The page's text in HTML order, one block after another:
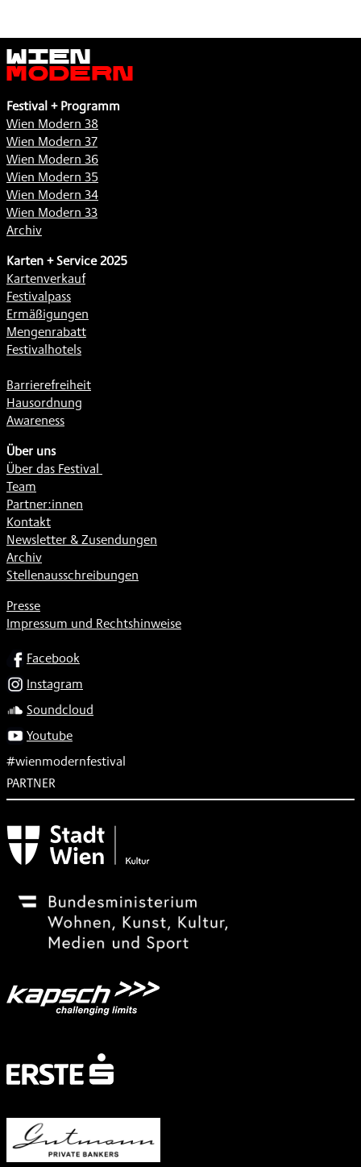
Wien
Modern
Festival + Programm
Wien Modern 38
Wien Modern 37
Wien Modern 36
Wien Modern 35
Wien Modern 34
Wien Modern 33
Archiv
Karten + Service 2025
Kartenverkauf
Festivalpass
Ermäßigungen
Mengenrabatt
Festivalhotels
Barrierefreiheit
Hausordnung
Awareness
Über uns
Über das Festival
Team
Partner:innen
Kontakt
Newsletter & Zusendungen
Archiv
Stellenausschreibungen
Presse
Impressum und Rechtshinweise
SOCIALFacebook
Instagram
Soundcloud
Youtube
#wienmodernfestival
PARTNER
Subventionsgeber